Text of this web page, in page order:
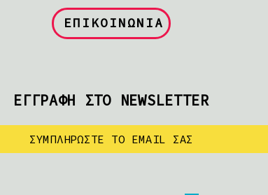
ΕΠΙΚΟΙΝΩΝΙΑ
ΕΓΓΡΑΦΗ ΣΤΟ NEWSLETTER